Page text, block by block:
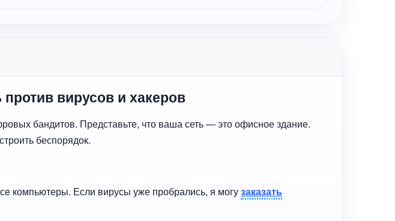
вирусов и хакеров
бандитов. Представьте, что ваша сеть — это офисное здание.
беспорядок.
компьютеры. Если вирусы уже пробрались, я могузаказать